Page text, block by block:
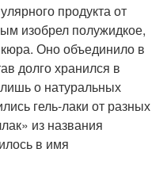
продукта от
изобрел полужидкое,
Оно объединило в
долго хранился в
о натуральных
гель-лаки от разных
из названия
в имя